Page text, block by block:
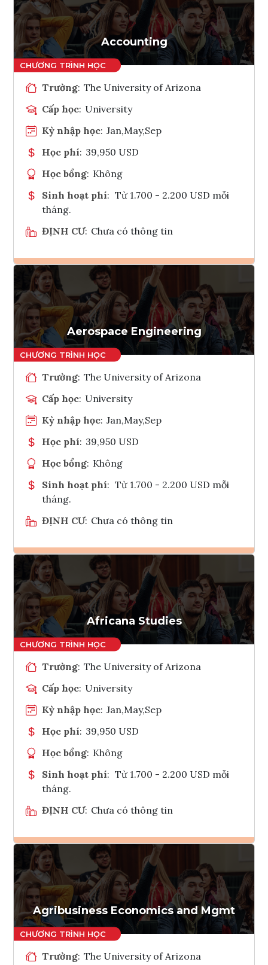
Tham vấn Interlink
Accounting
Trường: The University of Arizona
Cấp học: University
Kỳ nhập học: Jan,May,Sep
Học phí: 39,950 USD
Học bổng: Không
Sinh hoạt phí: Từ 1.700 - 2.200 USD mỗi
tháng.
ĐỊNH CƯ: Chưa có thông tin
Ghi danh
Tham vấn Interlink
Aerospace Engineering
Trường: The University of Arizona
Cấp học: University
Kỳ nhập học: Jan,May,Sep
Học phí: 39,950 USD
Học bổng: Không
Sinh hoạt phí: Từ 1.700 - 2.200 USD mỗi
tháng.
ĐỊNH CƯ: Chưa có thông tin
Ghi danh
Tham vấn Interlink
Africana Studies
Trường: The University of Arizona
Cấp học: University
Kỳ nhập học: Jan,May,Sep
Học phí: 39,950 USD
Học bổng: Không
Sinh hoạt phí: Từ 1.700 - 2.200 USD mỗi
tháng.
ĐỊNH CƯ: Chưa có thông tin
Ghi danh
Tham vấn Interlink
Agribusiness Economics and Mgmt
Trường: The University of Arizona